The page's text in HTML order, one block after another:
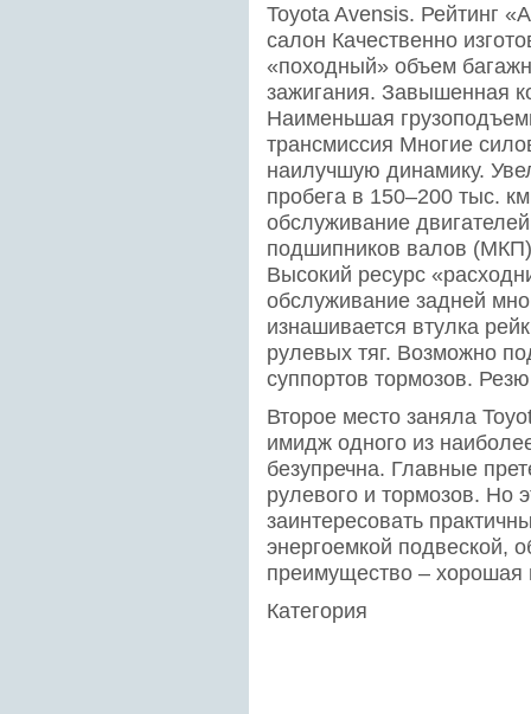
Toyota Avensis. Рейтинг
салон Качественно
«походный» объем
зажигания. Завышенная
Наименьшая
трансмиссия Многие
наилучшую динамику.
пробега в 150–200 тыс.
обслуживание
подшипников валов
Высокий ресурс
обслуживание задней
изнашивается втулка
рулевых тяг. Возможно
суппортов тормозов.
Второе место заняла
имидж одного из
безупречна. Главные
рулевого и тормозов. Но
заинтересовать
энергоемкой подвеской,
преимущество – хорошая
Категория